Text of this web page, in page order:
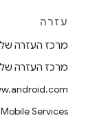
עזרה
מרכז העזרה של Android
מרכז העזרה של Pixel
Services